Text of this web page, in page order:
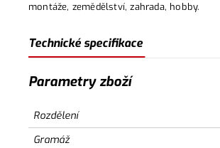
montáže, zemědělství, zahrada, hobby.
Technické specifikace
Parametry zboží
Rozdělení
Gramáž